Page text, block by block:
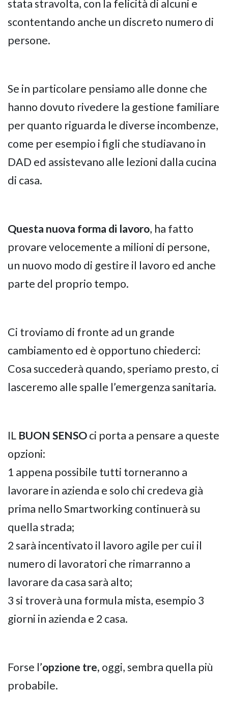
stata stravolta, con la felicità di alcuni e
scontentando anche un discreto numero di
persone.
Se in particolare pensiamo alle donne che
hanno dovuto rivedere la gestione familiare
per quanto riguarda le diverse incombenze,
come per esempio i figli che studiavano in
DAD ed assistevano alle lezioni dalla cucina
di casa.
Questa nuova forma di lavoro, ha fatto
provare velocemente a milioni di persone,
un nuovo modo di gestire il lavoro ed anche
parte del proprio tempo.
Ci troviamo di fronte ad un grande
cambiamento ed è opportuno chiederci:
Cosa succederà quando, speriamo presto, ci
lasceremo alle spalle l’emergenza sanitaria.
IL BUON SENSOci porta a pensare a queste
opzioni:
1 appena possibile tutti torneranno a
lavorare in azienda e solo chi credeva già
prima nello Smartworking continuerà su
quella strada;
2 sarà incentivato il lavoro agile per cui il
numero di lavoratori che rimarranno a
lavorare da casa sarà alto;
3 si troverà una formula mista, esempio 3
giorni in azienda e 2 casa.
Forse l’opzione tre, oggi, sembra quella più
probabile.